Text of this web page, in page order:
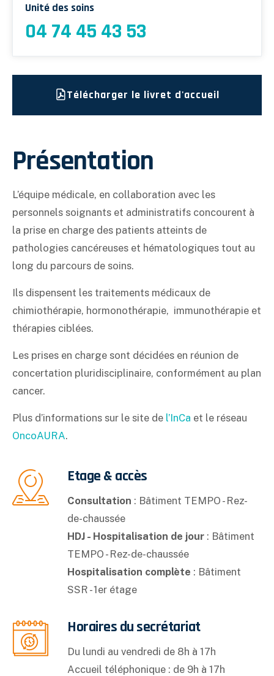
Unité des soins
04 74 45 43 53
Télécharger le livret d'accueil
Présentation
L’équipe médicale, en collaboration avec les
personnels soignants et administratifs concourent à
la prise en charge des patients atteints de
pathologies cancéreuses et hématologiques tout au
long du parcours de soins.
Ils dispensent les traitements médicaux de
chimiothérapie, hormonothérapie, immunothérapie et
thérapies ciblées.
Les prises en charge sont décidées en réunion de
concertation pluridisciplinaire, conformément au plan
cancer.
Plus d’informations sur le site de l’InCa et le réseau
OncoAURA.
Etage & accès
Consultation : Bâtiment TEMPO - Rez-
de-chaussée
HDJ - Hospitalisation de jour : Bâtiment
TEMPO - Rez-de-chaussée
Hospitalisation complète : Bâtiment
SSR - 1er étage
Horaires du secrétariat
Du lundi au vendredi de 8h à 17h
Accueil téléphonique : de 9h à 17h